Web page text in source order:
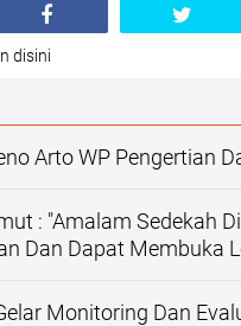
disini
Arto WP Pengertian
: "Amalam Sedekah
Dan Dapat Membuka
Monitoring Dan